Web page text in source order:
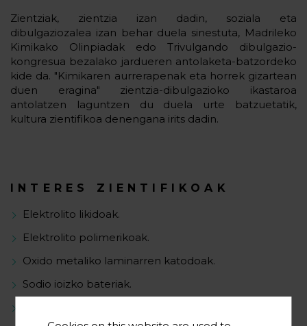
Zientziak, zientzia izan dadin, soziala eta
dibulgaziozalea izan behar duela sinestuta, Madrileko
Kimikako Olinpiadak edo Trivulgando dibulgazio-
kongresua bezalako jardueren antolaketa-batzordeko
kide da. "Kimikaren aurrerapenak eta horrek gizartean
duen eragina" zientzia-dibulgazioko ikastaroa
antolatzen laguntzen du duela urte batzuetatik,
kultura zientifikoa denengana irits dadin.
INTERES ZIENTIFIKOAK
Elektrolito likidoak.
Elektrolito polimerikoak.
Oxido metaliko laminarren katodoak.
Sodio ioizko bateriak.